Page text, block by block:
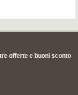
offerte e buoni sconto